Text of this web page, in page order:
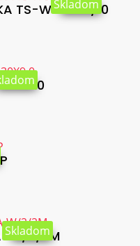
TS-WULKAN/10
Skladom
W/2/2M
Skladom